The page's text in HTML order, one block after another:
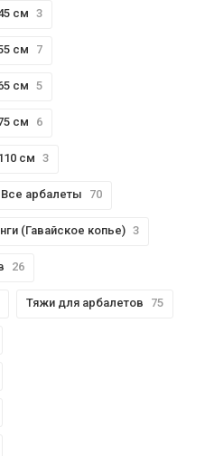
см 3
см 7
см 5
см 6
см 3
Все арбалеты 70
(Гавайское копье) 3
26
Тяжи для арбалетов 75